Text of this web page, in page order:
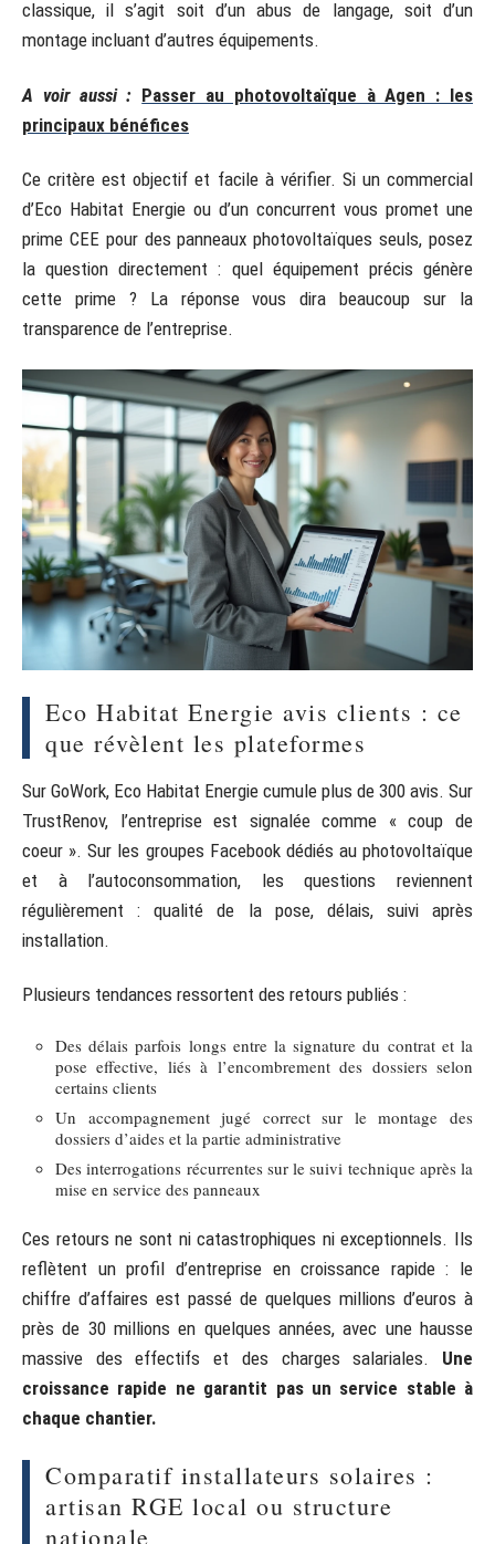
classique, il s’agit soit d’un abus de langage, soit d’un
montage incluant d’autres équipements.
A voir aussi : Passer au photovoltaïque à Agen : les
principaux bénéfices
Ce critère est objectif et facile à vérifier. Si un commercial
d’Eco Habitat Energie ou d’un concurrent vous promet une
prime CEE pour des panneaux photovoltaïques seuls, posez
la question directement : quel équipement précis génère
cette prime ? La réponse vous dira beaucoup sur la
transparence de l’entreprise.
Eco Habitat Energie avis clients : ce
que révèlent les plateformes
Sur GoWork, Eco Habitat Energie cumule plus de 300 avis. Sur
TrustRenov, l’entreprise est signalée comme « coup de
coeur ». Sur les groupes Facebook dédiés au photovoltaïque
et à l’autoconsommation, les questions reviennent
régulièrement : qualité de la pose, délais, suivi après
installation.
Plusieurs tendances ressortent des retours publiés :
Des délais parfois longs entre la signature du contrat et la
pose effective, liés à l’encombrement des dossiers selon
certains clients
Un accompagnement jugé correct sur le montage des
dossiers d’aides et la partie administrative
Des interrogations récurrentes sur le suivi technique après la
mise en service des panneaux
Ces retours ne sont ni catastrophiques ni exceptionnels. Ils
reflètent un profil d’entreprise en croissance rapide : le
chiffre d’affaires est passé de quelques millions d’euros à
près de 30 millions en quelques années, avec une hausse
massive des effectifs et des charges salariales. Une
croissance rapide ne garantit pas un service stable à
chaque chantier.
Comparatif installateurs solaires :
artisan RGE local ou structure
nationale